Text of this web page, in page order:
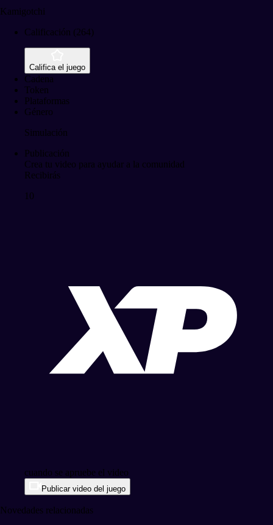
Kamigotchi
Calificación (264)
Califica el juego
Cadena
Token
Plataformas
Género
Simulación
Publicación
Crea tu video para ayudar a la comunidad
Recibirás
10
cuando se apruebe el video
Publicar video del juego
Novedades relacionadas